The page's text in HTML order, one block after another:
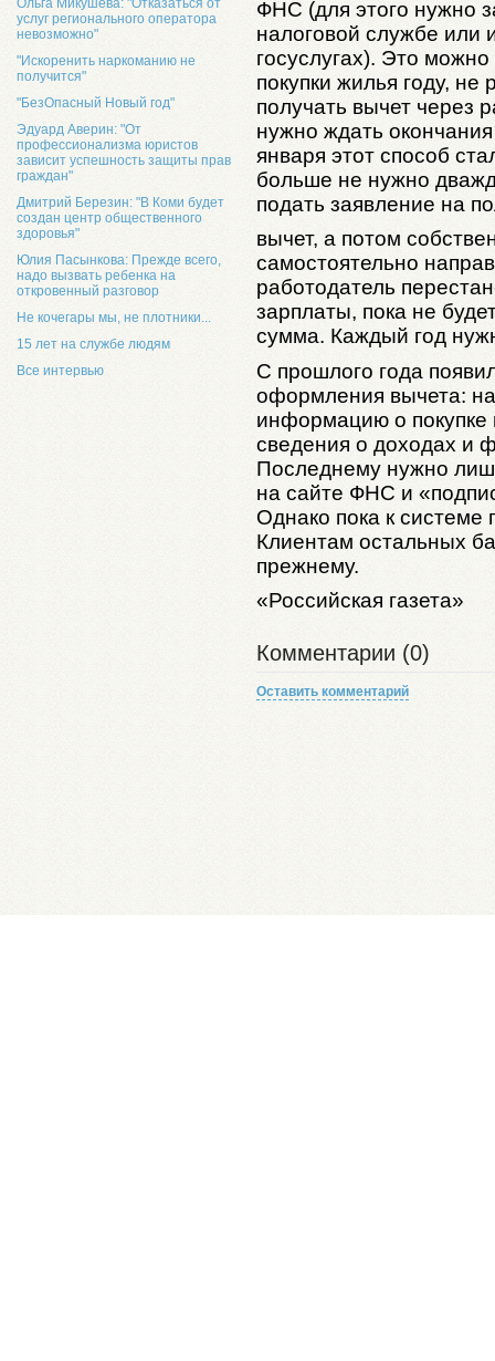
Ольга Микушева: "Отказаться от
услуг регионального оператора
невозможно"
"Искоренить наркоманию не
получится"
"БезОпасный Новый год"
Эдуард Аверин: "От
профессионализма юристов
зависит успешность защиты прав
граждан"
Дмитрий Березин: "В Коми будет
создан центр общественного
здоровья"
Юлия Пасынкова: Прежде всего,
надо вызвать ребенка на
откровенный разговор
Не кочегары мы, не плотники...
15 лет на службе людям
Все интервью
ФНС (для этого нужно
налоговой службе или
госуслугах). Это
покупки жилья году,
получать вычет через
нужно ждать
января этот способ
больше не нужно
подать заявление на
вычет, а потом
самостоятельно
работодатель
зарплаты, пока не
сумма. Каждый год
С прошлого года
оформления вычета:
информацию о покупке
сведения о доходах и
Последнему нужно
на сайте ФНС и
Однако пока к
Клиентам остальных
прежнему.
«Российская газета»
Комментарии (0)
Оставить комментарий